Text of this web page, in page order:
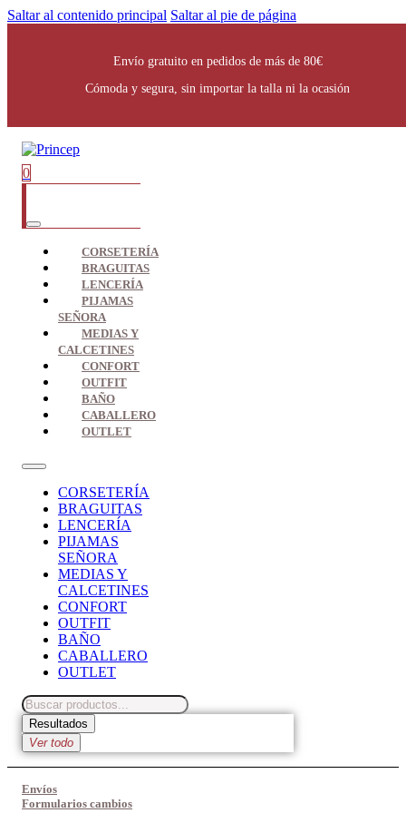
Saltar al contenido principal Saltar al pie de página
Envío gratuito en pedidos de más de 80€
Cómoda y segura, sin importar la talla ni la ocasión
0
CORSETERÍA
BRAGUITAS
LENCERÍA
PIJAMAS
SEÑORA
MEDIAS Y
CALCETINES
CONFORT
OUTFIT
BAÑO
CABALLERO
OUTLET
CORSETERÍA
BRAGUITAS
LENCERÍA
PIJAMAS
SEÑORA
MEDIAS Y
CALCETINES
CONFORT
OUTFIT
BAÑO
CABALLERO
OUTLET
Search
...Resultados
Ver todo
Envíos
Formularios cambios